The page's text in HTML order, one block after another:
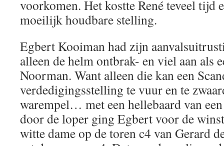
voorkomen. Het kostte René teveel tijd
moeilijk houdbare stelling.
Egbert Kooiman had zijn
alleen de helm ontbrak- en viel aan als
Noorman. Want alleen die kan een
verdedigingsstelling te vuur en te
warempel… met een hellebaard van
door de loper ging Egbert voor de
witte dame op de toren c4 van Gerard